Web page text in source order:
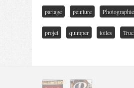
partage peinture
projet quimper toiles